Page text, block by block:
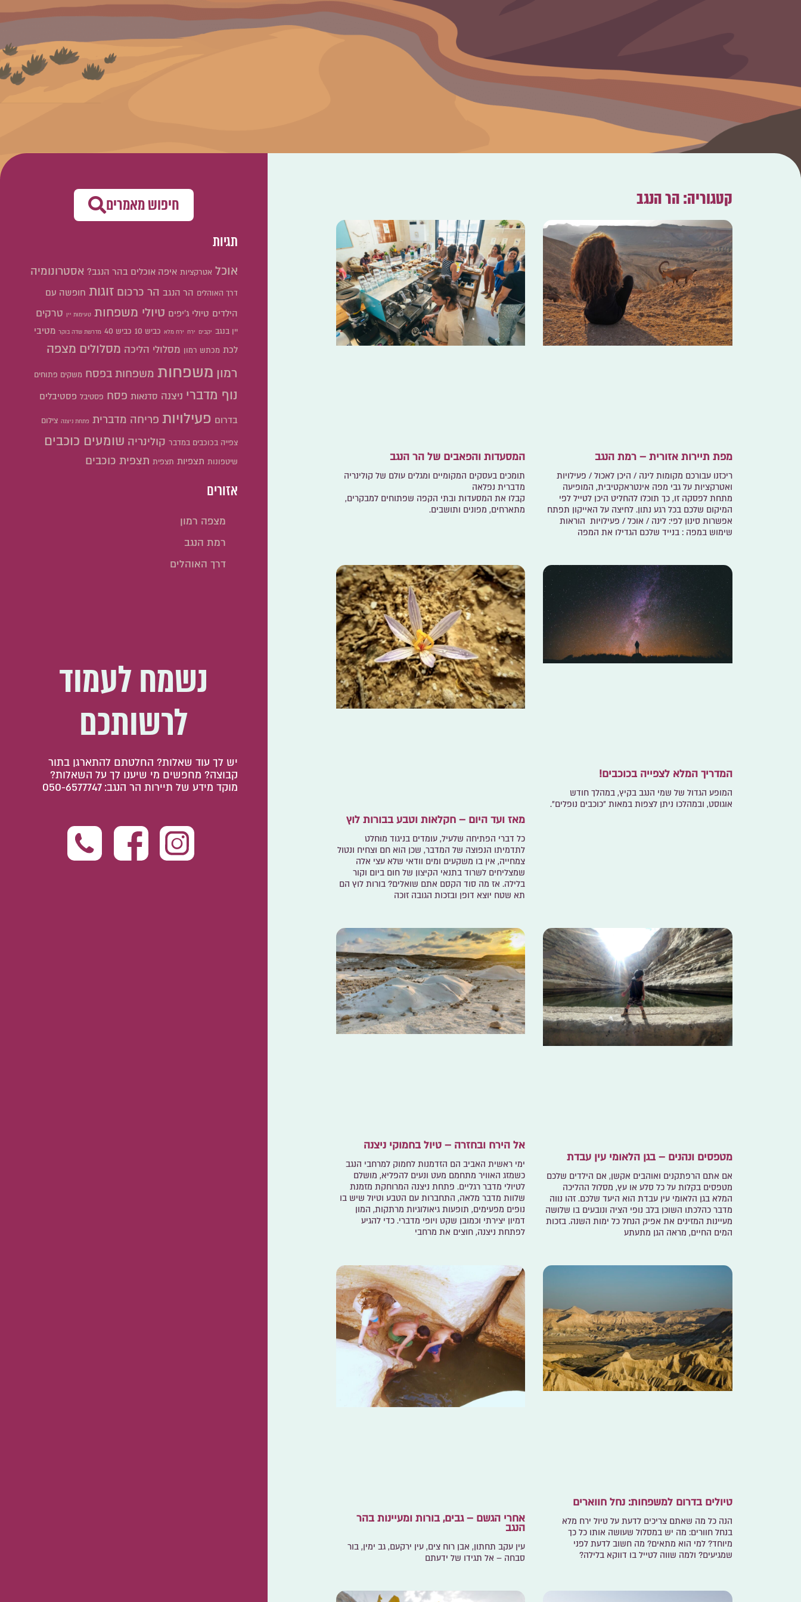
קטגוריה: הר הנגב
מפת תיירות אזורית – רמת הנגב
ריכזנו עבורכם מקומות לינה / היכן לאכול / פעילויות
ואטרקציות על גבי מפה אינטראקטיבית, המופיעה
מתחת לפסקה זו, כך תוכלו להחליט היכן לטייל לפי
המיקום שלכם בכל רגע נתון. לחיצה על האייקון תפתח
אפשרות סינון לפי: לינה / אוכל / פעילויות הוראות
שימוש במפה : בנייד שלכם הגדילו את המפה
המסעדות והפאבים של הר הנגב
תומכים בעסקים המקומיים ומגלים עולם של קולינריה
מדברית נפלאה
קבלו את המסעדות ובתי הקפה שפתוחים למבקרים,
מתארחים, מפונים ותושבים.
המדריך המלא לצפייה בכוכבים!
המופע הגדול של שמי הנגב בקיץ, במהלך חודש
אוגוסט, ובמהלכו ניתן לצפות במאות ״כוכבים נופלים״.
מאז ועד היום – חקלאות וטבע בבורות לוץ
כל דברי הפתיחה שלעיל, עומדים בניגוד מוחלט
לתדמיתו הנפוצה של המדבר, שכן הוא חם וצחיח ונטול
צמחייה, אין בו משקעים ומים וודאי שלא עצי אלה
שמצליחים לשרוד בתנאי הקיצון של חום ביום וקור
בלילה. אז מה סוד הקסם אתם שואלים? בורות לוץ הם
תא שטח יוצא דופן ובזכות הגובה זוכה
מטפסים ונהנים – בגן הלאומי עין עבדת
אם אתם הרפתקנים ואוהבים אקשן, אם הילדים שלכם
מטפסים בקלות על כל סלע או עץ, מסלול ההליכה
המלא בגן הלאומי עין עבדת הוא היעד שלכם. זהו נווה
מדבר כהלכתו השוכן בלב נופי הציה ונובעים בו שלושה
מעיינות המזינים את אפיק הנחל כל ימות השנה. בזכות
המים החיים, מראה הגן מתעתע
אל הירח ובחזרה – טיול בחמוקי ניצנה
ימי ראשית האביב הם הזדמנות לחמוק למרחבי הנגב
כשמזג האוויר מתחמם מעט ונעים להפליא, מושלם
לטיולי מדבר רגליים. פתחת ניצנה המרוחקת מזמנת
שלוות מדבר מלאה, התחברות עם הטבע וטיול שיש בו
נופים מפעימים, תופעות גיאולוגיות מרתקות, המון
דמיון יצירתי וכמובן שקט ויופי מדברי. כדי להגיע
לפתחת ניצנה, חוצים את מרחבי
טיולים בדרום למשפחות: נחל חווארים
הנה כל מה שאתם צריכים לדעת על טיול ירח מלא
בנחל חוורים: מה יש במסלול שעושה אותו כל כך
מיוחד? למי הוא מתאים? מה חשוב לדעת לפני
שמגיעים? ולמה שווה לטייל בו דווקא בלילה?
אחרי הגשם – גבים, בורות ומעיינות בהר
הנגב
עין עקב תחתון, אבן רוח צים, עין ירקעם, גב ימין, בור
סבחה – אל תגידו של ידעתם
חיפוש מאמרים
תגיות
אוכל אטרקציות איפה אוכלים בהר הנגב? אסטרונומיה
דרך האוהלים הר הנגב הר כרכום זוגות חופשה עם
הילדים טיולי ג'יפים טיולי משפחות טעימות יין טרקים
יין בנגב יקבים ירח ירח מלא כביש 10 כביש 40 מדרשת שדה בוקר מטיבי
לכת מכתש רמון מסלולי הליכה מסלולים מצפה
רמון משפחות משפחות בפסח משקים פתוחים
נוף מדברי ניצנה סדנאות פסח פסטיבל פסטיבלים
בדרום פעילויות פריחה מדברית פתחת ניצנה צילום
צפייה בכוכבים במדבר קולינריה שומעים כוכבים
שיטפונות תצפיות תצפית תצפית כוכבים
אזורים
מצפה רמון
רמת הנגב
דרך האוהלים
נשמח לעמוד
לרשותכם
יש לך עוד שאלות? החלטתם להתארגן בתור
קבוצה? מחפשים מי שיענו לך על השאלות?
מוקד מידע של תיירות הר הנגב: 050-6577747